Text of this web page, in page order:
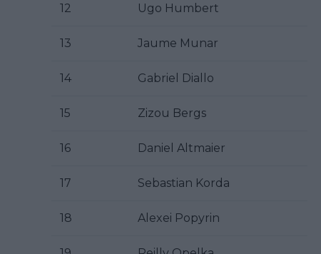
12 Ugo Humbert
13 Jaume Munar
14 Gabriel Diallo
15 Zizou Bergs
16 Daniel Altmaier
17 Sebastian Korda
18 Alexei Popyrin